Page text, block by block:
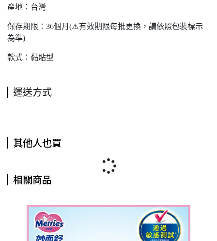
產地：台灣
保存期限：36個月(⚠️有效期限每批更換，請依照包裝標示
為準)
款式：黏貼型
運送方式
其他人也買
相關商品